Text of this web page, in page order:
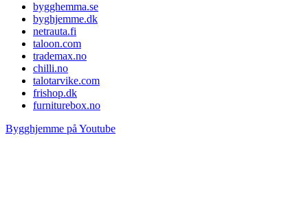
bygghemma.se
byghjemme.dk
netrauta.fi
taloon.com
trademax.no
chilli.no
talotarvike.com
frishop.dk
furniturebox.no
Bygghjemme på Youtube